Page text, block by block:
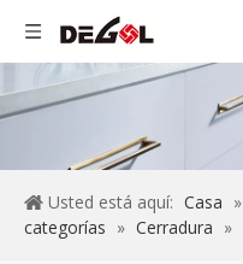
Usted está aquí: Casa »
categorías » Cerradura »